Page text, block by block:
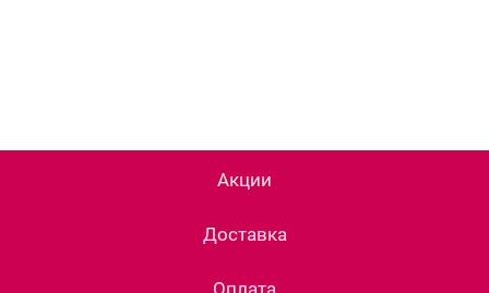
Акции
Доставка
Оплата